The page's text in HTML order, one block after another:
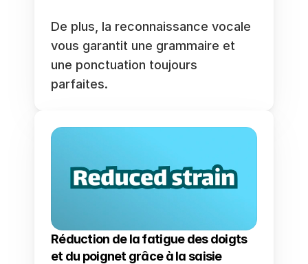
De plus, la reconnaissance vocale
vous garantit une grammaire et
une ponctuation toujours
parfaites.
Réduction de la fatigue des doigts
et du poignet grâce à la saisie